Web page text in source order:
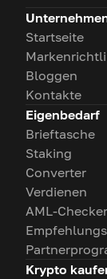
Startseite
Bloggen
Kontakte
Eigenbedarf
Brieftasche
Staking
Converter
Verdienen
AML-Checker
Krypto